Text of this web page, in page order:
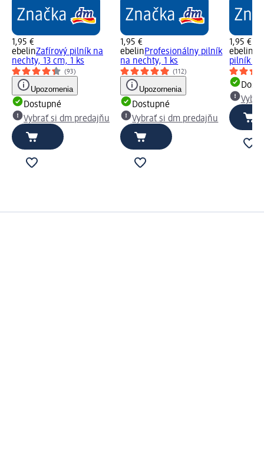
1,95 €
ebelinZafírový pilník na
nechty, 13 cm, 1 ks
(93)
Upozornenia
Dostupné
Vybrať si dm predajňu
1,95 €
ebelinProfesionálny pilník
na nechty, 1 ks
(112)
Upozornenia
Dostupné
Vybrať si dm predajňu
1,95 €
ebelin
pilník na